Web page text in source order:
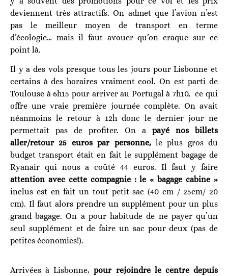
deviennent très attractifs. On admet que l’avion n’est
pas le meilleur moyen de transport en terme
d’écologie… mais il faut avouer qu’on craque sur ce
point là.
Il y a des vols presque tous les jours pour Lisbonne et
certains à des horaires vraiment cool. On est parti de
Toulouse à 6h15 pour arriver au Portugal à 7h10, ce qui
offre une vraie première journée complète. On avait
néanmoins le retour à 12h donc le dernier jour ne
permettait pas de profiter. On a payé nos billets
aller/retour 25 euros par personne,le plus gros du
budget transport était en fait le supplément bagage de
Ryanair qui nous a coûté 44 euros. Il faut y faire
attention avec cette compagnie : le « bagage cabine »
inclus est en fait un tout petit sac (40 cm / 25cm/ 20
cm). Il faut alors prendre un supplément pour un plus
grand bagage. On a pour habitude de ne payer qu’un
seul supplément et de faire un sac pour deux (pas de
petites économies!).
Arrivées à Lisbonne,pour rejoindre le centre depuis